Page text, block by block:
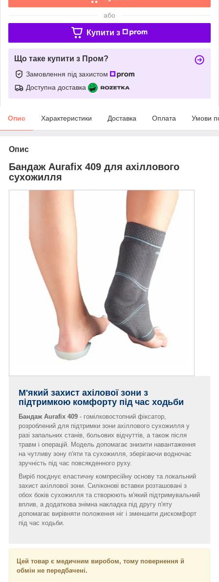
або
Купити з
Що таке купити з Пром?
Замовлення під захистом
Доступна доставка
Опис Характеристики Доставка Оплата Умови
Опис
Бандаж Aurafix 409 для ахіллового
сухожилля
М'який захист ахілової зони з
підтримкою комфорту під час ходьби
Бандаж Aurafix 409 - гомілковостопний фіксатор,
розроблений для підтримки зони ахіллового сухожилля у
разі запальних станів, больових відчуттів, а також після
травм і операцій. Модель допомагає знизити навантаження
на чутливу зону п'яти та сухожилля, зберігаючи водночас
зручність під час повсякденного руху.
Виріб поєднує еластичну компресійну основу та локальний
захист ахіллової зони. Силіконові вставки розташовані з
обох боків сухожилля та створюють м'який підтримувальний
вплив, а додаткова знімна накладка під другу п'яту
допомагає вирівняти положення ніг і зменшити дискомфорт
під час ходьби.
Цей товар є медичним виробом, тому повернення й
обмін не передбачені.